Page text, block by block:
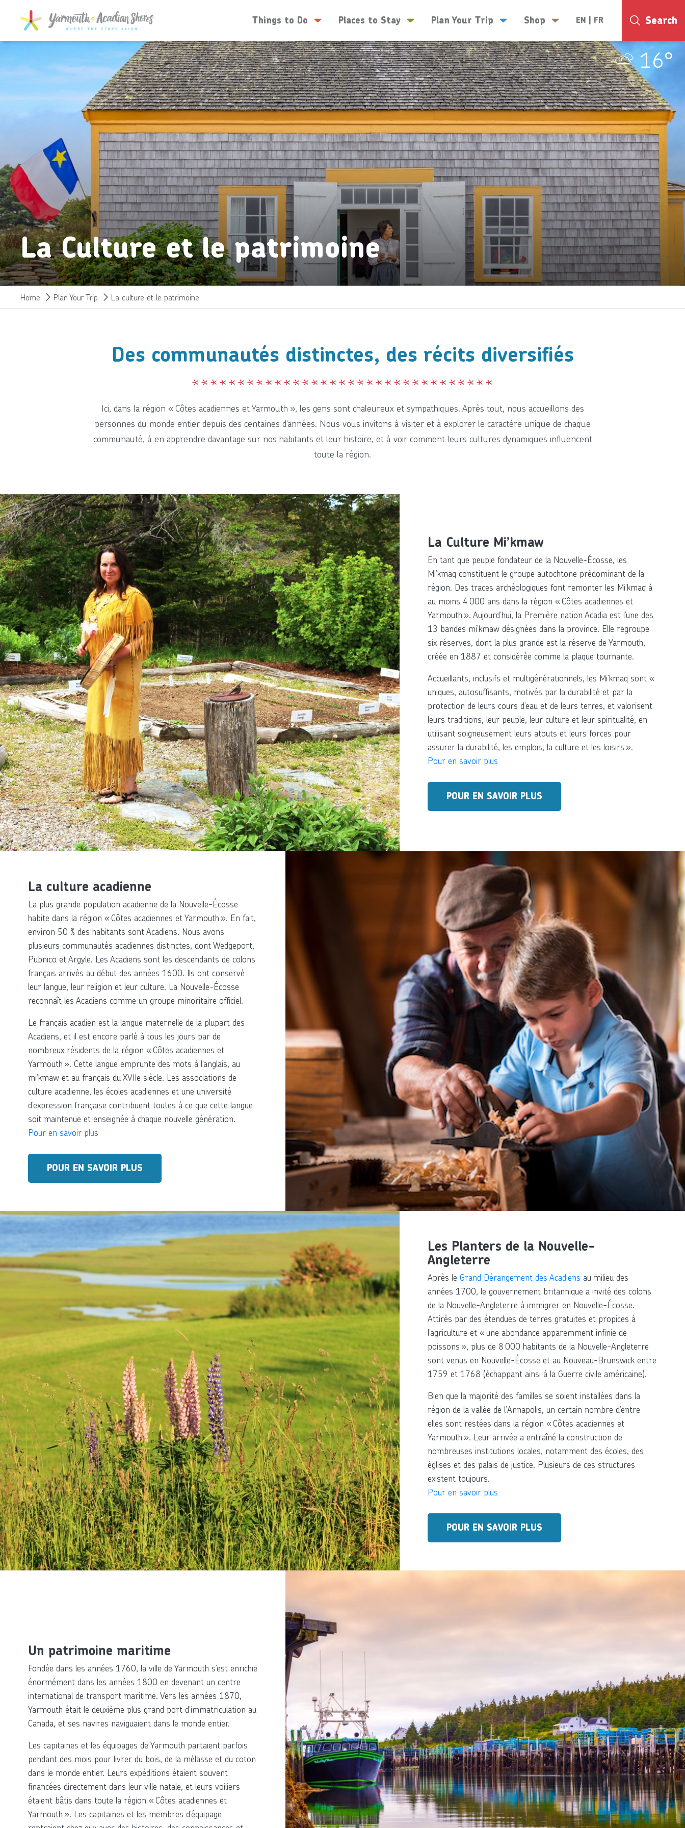
SKIP TO MAIN CONTENT
Things to Do
Places to Stay Plan Your Trip Shop EN FR Search
16°
La Culture et le patrimoine
Home Plan Your Trip La culture et le patrimoine
Des communautés distinctes, des récits diversifiés
Ici, dans la région « Côtes acadiennes et Yarmouth », les gens sont chaleureux et sympathiques. Après tout, nous accueillons des
personnes du monde entier depuis des centaines d’années. Nous vous invitons à visiter et à explorer le caractère unique de chaque
communauté, à en apprendre davantage sur nos habitants et leur histoire, et à voir comment leurs cultures dynamiques influencent
toute la région.
La Culture Mi’kmaw
En tant que peuple fondateur de la Nouvelle-Écosse, les
Mi’kmaq constituent le groupe autochtone prédominant de la
région. Des traces archéologiques font remonter les Mi’kmaq à
au moins 4 000 ans dans la région « Côtes acadiennes et
Yarmouth ». Aujourd’hui, la Première nation Acadia est l’une des
13 bandes mi’kmaw désignées dans la province. Elle regroupe
six réserves, dont la plus grande est la réserve de Yarmouth,
créée en 1887 et considérée comme la plaque tournante.
Accueillants, inclusifs et multigénérationnels, les Mi’kmaq sont «
uniques, autosuffisants, motivés par la durabilité et par la
protection de leurs cours d’eau et de leurs terres, et valorisent
leurs traditions, leur peuple, leur culture et leur spiritualité, en
utilisant soigneusement leurs atouts et leurs forces pour
assurer la durabilité, les emplois, la culture et les loisirs ».
Pour en savoir plus
POUR EN SAVOIR PLUS
La culture acadienne
La plus grande population acadienne de la Nouvelle-Écosse
habite dans la région « Côtes acadiennes et Yarmouth ». En fait,
environ 50 % des habitants sont Acadiens. Nous avons
plusieurs communautés acadiennes distinctes, dont Wedgeport,
Pubnico et Argyle. Les Acadiens sont les descendants de colons
français arrivés au début des années 1600. Ils ont conservé
leur langue, leur religion et leur culture. La Nouvelle-Écosse
reconnaît les Acadiens comme un groupe minoritaire officiel.
Le français acadien est la langue maternelle de la plupart des
Acadiens, et il est encore parlé à tous les jours par de
nombreux résidents de la région « Côtes acadiennes et
Yarmouth ». Cette langue emprunte des mots à l’anglais, au
mi’kmaw et au français du XVIIe siècle. Les associations de
culture acadienne, les écoles acadiennes et une université
d’expression française contribuent toutes à ce que cette langue
soit maintenue et enseignée à chaque nouvelle génération.
Pour en savoir plus
POUR EN SAVOIR PLUS
Les Planters de la Nouvelle-
Angleterre
Après le Grand Dérangement des Acadiens au milieu des
années 1700, le gouvernement britannique a invité des colons
de la Nouvelle-Angleterre à immigrer en Nouvelle-Écosse.
Attirés par des étendues de terres gratuites et propices à
l’agriculture et « une abondance apparemment infinie de
poissons », plus de 8 000 habitants de la Nouvelle-Angleterre
sont venus en Nouvelle-Écosse et au Nouveau-Brunswick entre
1759 et 1768 (échappant ainsi à la Guerre civile américaine).
Bien que la majorité des familles se soient installées dans la
région de la vallée de l’Annapolis, un certain nombre d’entre
elles sont restées dans la région « Côtes acadiennes et
Yarmouth ». Leur arrivée a entraîné la construction de
nombreuses institutions locales, notamment des écoles, des
églises et des palais de justice. Plusieurs de ces structures
existent toujours.
Pour en savoir plus
POUR EN SAVOIR PLUS
Un patrimoine maritime
Fondée dans les années 1760, la ville de Yarmouth s’est enrichie
énormément dans les années 1800 en devenant un centre
international de transport maritime. Vers les années 1870,
Yarmouth était le deuxième plus grand port d’immatriculation au
Canada, et ses navires naviguaient dans le monde entier.
Les capitaines et les équipages de Yarmouth partaient parfois
pendant des mois pour livrer du bois, de la mélasse et du coton
dans le monde entier. Leurs expéditions étaient souvent
financées directement dans leur ville natale, et leurs voiliers
étaient bâtis dans toute la région « Côtes acadiennes et
Yarmouth ». Les capitaines et les membres d’équipage